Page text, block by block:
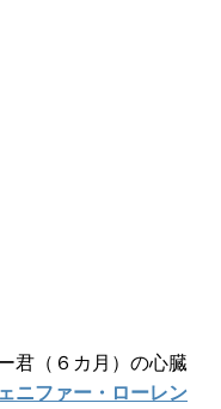
君（６カ月）の心臓
ニファー・ローレン